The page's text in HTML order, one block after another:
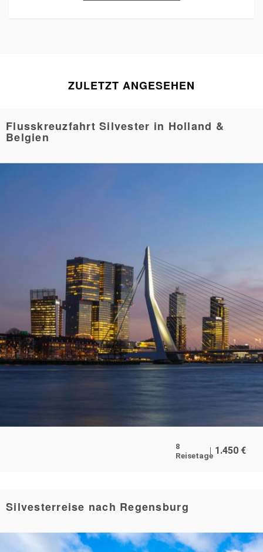
ZULETZT ANGESEHEN
Flusskreuzfahrt Silvester in Holland &
Belgien
8
Reisetage 1.450 €
Silvesterreise nach Regensburg